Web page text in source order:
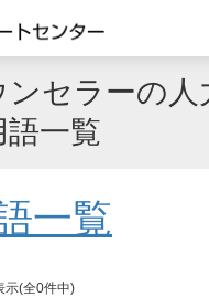
ンセラーの
一覧
一覧
示(全0件中)